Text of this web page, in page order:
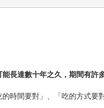
長達數十年之久，期間有許
時間要對」、「吃的方式要對